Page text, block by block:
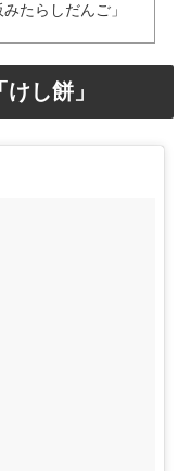
たらしだんご」
し餅」